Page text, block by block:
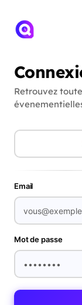
Retrouvez
Email
Mot de passe